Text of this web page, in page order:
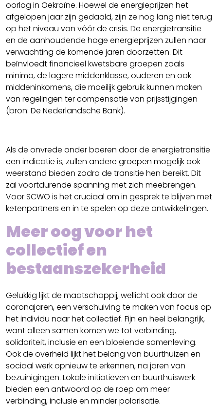
oorlog in Oekraïne. Hoewel de energieprijzen het
afgelopen jaar zijn gedaald, zijn ze nog lang niet terug
op het niveau van vóór de crisis. De energietransitie
en de aanhoudende hoge energieprijzen zullen naar
verwachting de komende jaren doorzetten. Dit
beïnvloedt financieel kwetsbare groepen zoals
minima, de lagere middenklasse, ouderen en ook
middeninkomens, die moeilijk gebruik kunnen maken
van regelingen ter compensatie van prijsstijgingen
(bron: De Nederlandsche Bank).
Als de onvrede onder boeren door de energietransitie
een indicatie is, zullen andere groepen mogelijk ook
weerstand bieden zodra de transitie hen bereikt. Dit
zal voortdurende spanning met zich meebrengen.
Voor SCWO is het cruciaal om in gesprek te blijven met
ketenpartners en in te spelen op deze ontwikkelingen.
Meer oog voor het
collectief en
bestaanszekerheid
Gelukkig lijkt de maatschappij, wellicht ook door de
coronajaren, een verschuiving te maken van focus op
het individu naar het collectief. Fijn en heel belangrijk,
want alleen samen komen we tot verbinding,
solidariteit, inclusie en een bloeiende samenleving.
Ook de overheid lijkt het belang van buurthuizen en
sociaal werk opnieuw te erkennen, na jaren van
bezuinigingen. Lokale initiatieven en buurthuiswerk
bieden een antwoord op de roep om meer
verbinding, inclusie en minder polarisatie.